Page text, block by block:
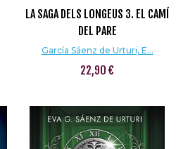
LA SAGA DELS LONGEUS 3. EL CAMÍ
DEL PARE
García Sáenz de Urturi, E...
22,90 €